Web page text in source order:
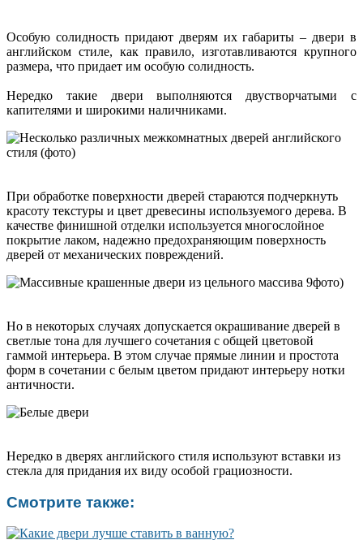
Особую солидность придают дверям их габариты – двери в
английском стиле, как правило, изготавливаются крупного
размера, что придает им особую солидность.
Нередко такие двери выполняются двустворчатыми с
капителями и широкими наличниками.
При обработке поверхности дверей стараются подчеркнуть
красоту текстуры и цвет древесины используемого дерева. В
качестве финишной отделки используется многослойное
покрытие лаком, надежно предохраняющим поверхность
дверей от механических повреждений.
Но в некоторых случаях допускается окрашивание дверей в
светлые тона для лучшего сочетания с общей цветовой
гаммой интерьера. В этом случае прямые линии и простота
форм в сочетании с белым цветом придают интерьеру нотки
античности.
Нередко в дверях английского стиля используют вставки из
стекла для придания их виду особой грациозности.
Смотрите также: